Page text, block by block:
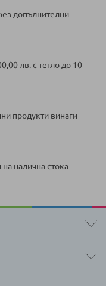
допълнителни
лв. с тегло до 10
продукти винаги
налична стока